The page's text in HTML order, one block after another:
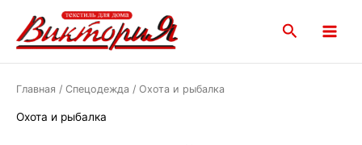
содержимому
Поиск
Menu
Главная / Спецодежда / Охота и рыбалка
Охота и рыбалка